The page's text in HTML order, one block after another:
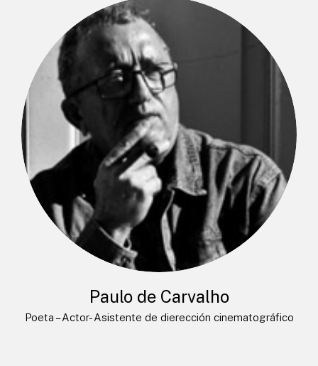
Paulo de Carvalho
Poeta – Actor- Asistente de dierección cinematográfico